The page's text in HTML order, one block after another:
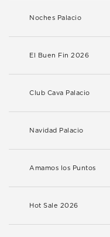
Noches Palacio
El Buen Fin 2026
Club Cava Palacio
Navidad Palacio
Amamos los Puntos
Hot Sale 2026